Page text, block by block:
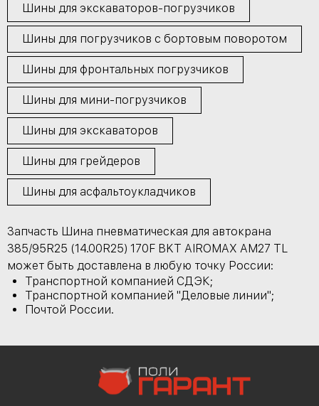
Шины для экскаваторов-погрузчиков
Шины для погрузчиков с бортовым поворотом
Шины для фронтальных погрузчиков
Шины для мини-погрузчиков
Шины для экскаваторов
Шины для грейдеров
Шины для асфальтоукладчиков
Запчасть Шина пневматическая для автокрана
385/95R25 (14.00R25) 170F BKT AIROMAX AM27 TL
может быть доставлена в любую точку России:
Транспортной компанией СДЭК;
Транспортной компанией "Деловые линии";
Почтой России.